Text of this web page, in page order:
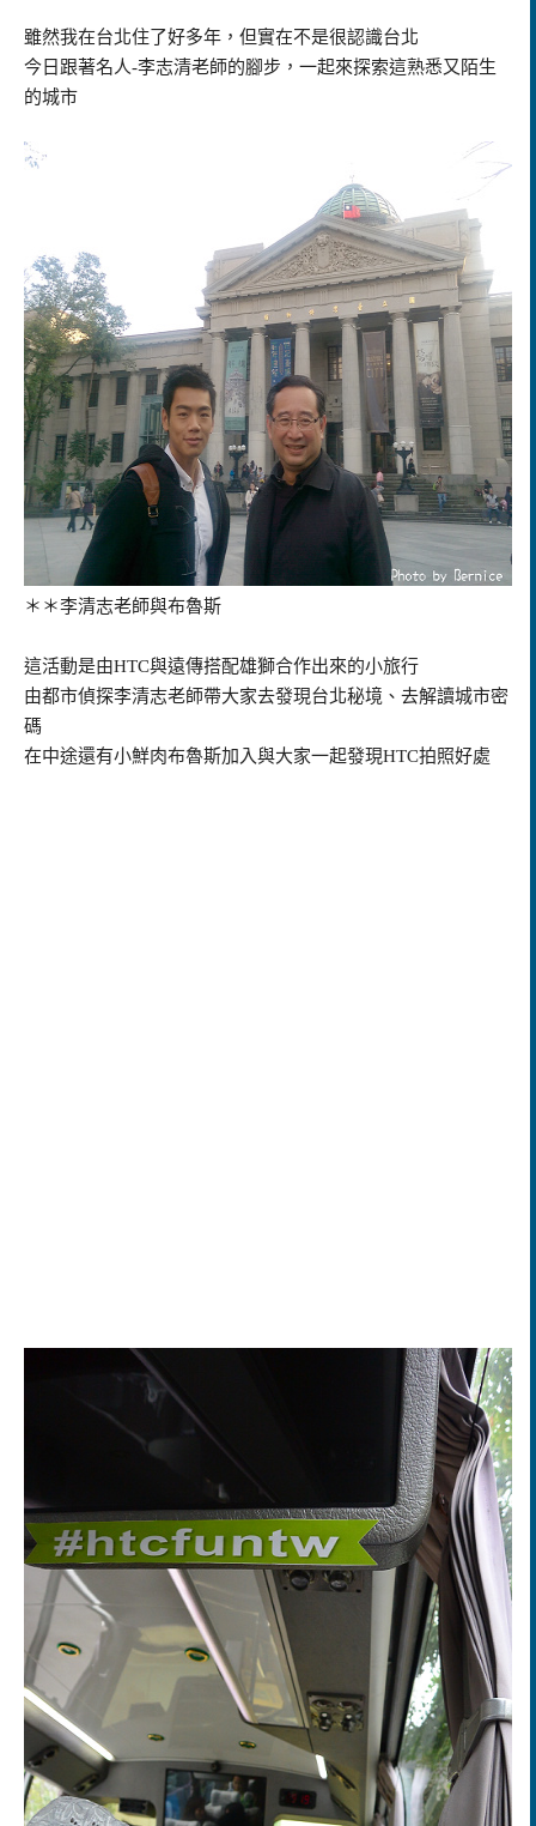
雖然我在台北住了好多年，但實在不是很認識台北
今日跟著名人-李志清老師的腳步，一起來探索這熟悉又陌生
的城市
＊＊李清志老師與布魯斯
這活動是由HTC與遠傳搭配雄獅合作出來的小旅行
由都市偵探李清志老師帶大家去發現台北秘境、去解讀城市密
碼
在中途還有小鮮肉布魯斯加入與大家一起發現HTC拍照好處